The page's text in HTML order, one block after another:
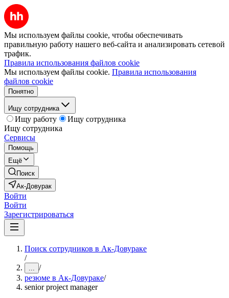
Мы используем файлы cookie, чтобы обеспечивать
правильную работу нашего веб-сайта и анализировать сетевой
трафик.
Правила использования файлов cookie
Мы используем файлы cookie. Правила использования
файлов cookie
Понятно
Ищу сотрудника
Ищу работу
Ищу сотрудника
Ищу сотрудника
Сервисы
Помощь
Ещё
Поиск
Ак-Довурак
Войти
Войти
Зарегистрироваться
Поиск сотрудников в Ак-Довураке
/
... /
резюме в Ак-Довураке/
senior project manager